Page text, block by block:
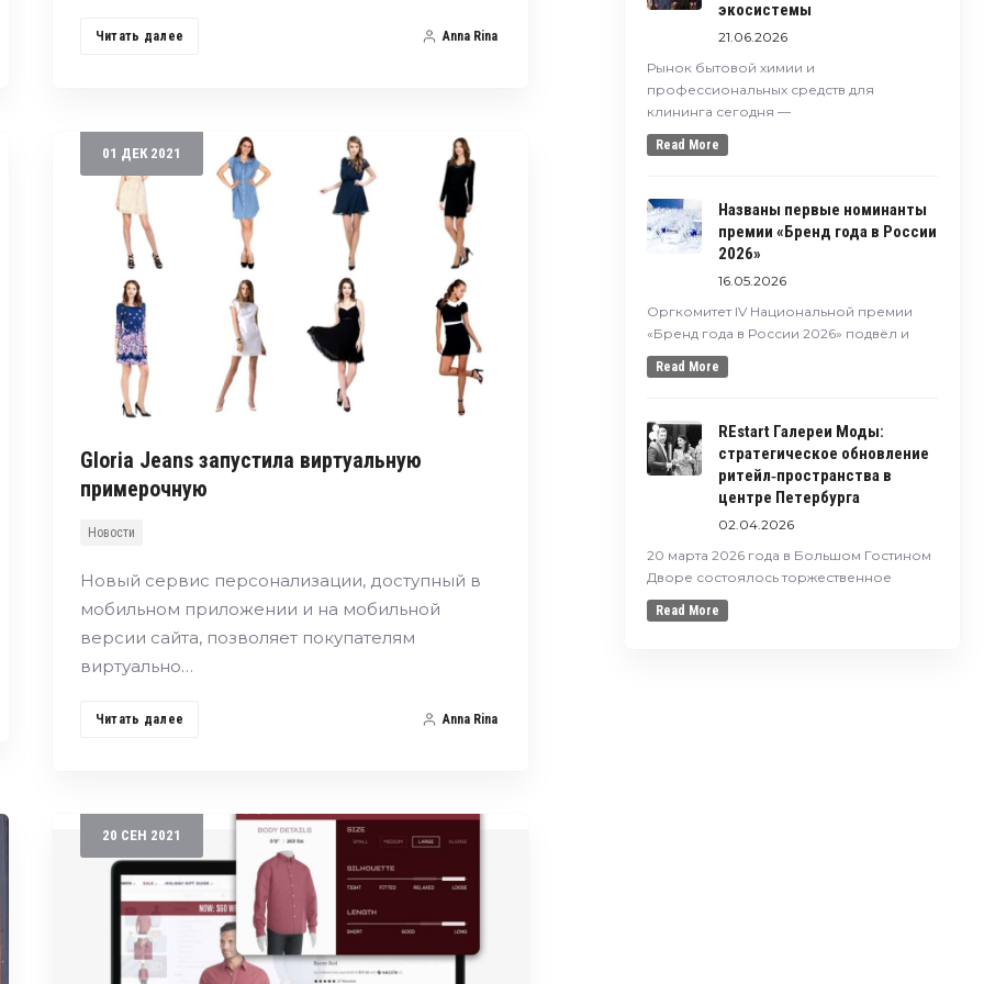
Читать далее Anna Rina
01 ДЕК 2021
Gloria Jeans запустила виртуальную
примерочную
Новости
Новый сервис персонализации, доступный в
мобильном приложении и на мобильной
версии сайта, позволяет покупателям
виртуально…
Читать далее Anna Rina
20 СЕН 2021
экосистемы
21.06.2026
Рынок бытовой химии и
профессиональных средств для
клининга сегодня —
Read More
Названы первые номинанты
премии «Бренд года в России
2026»
16.05.2026
Оргкомитет IV Национальной премии
«Бренд года в России 2026» подвёл и
Read More
REstart Галереи Моды:
стратегическое обновление
ритейл‑пространства в
центре Петербурга
02.04.2026
20 марта 2026 года в Большом Гостином
Дворе состоялось торжественное
Read More